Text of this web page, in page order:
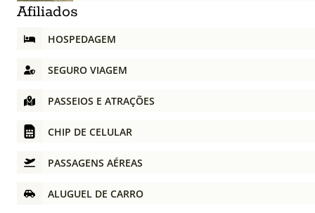
Afiliados
HOSPEDAGEM
SEGURO VIAGEM
PASSEIOS E ATRAÇÕES
CHIP DE CELULAR
PASSAGENS AÉREAS
ALUGUEL DE CARRO